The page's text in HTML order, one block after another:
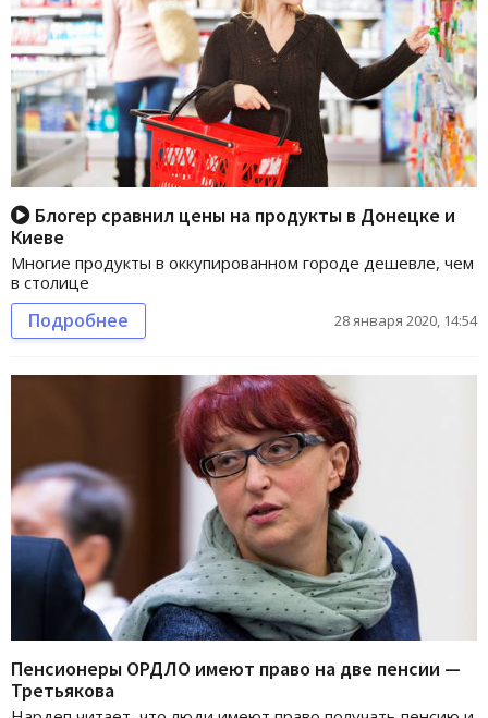
Блогер сравнил цены на продукты в Донецке и
Киеве
Многие продукты в оккупированном городе дешевле, чем
в столице
Подробнее 28 января 2020, 14:54
Пенсионеры ОРДЛО имеют право на две пенсии —
Третьякова